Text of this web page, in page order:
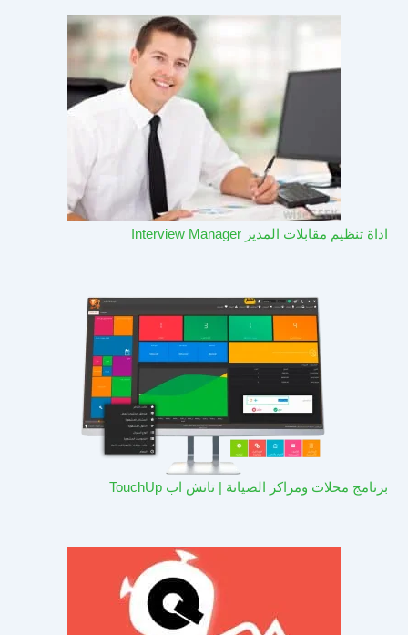
اداة تنظيم مقابلات المدير Interview Manager
برنامج محلات ومراكز الصيانة | تاتش اب TouchUp